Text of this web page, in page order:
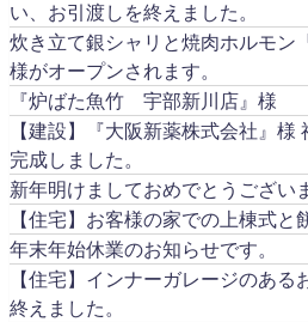
い、お引渡しを終えました。
炊き立て銀シャリと焼肉ホルモン
様がオープンされます。
『炉ばた魚竹 宇部新川店』様
【建設】『大阪新薬株式会社』様
完成しました。
新年明けましておめでとうござい
【住宅】お客様の家での上棟式と
年末年始休業のお知らせです。
【住宅】インナーガレージのある
終えました。